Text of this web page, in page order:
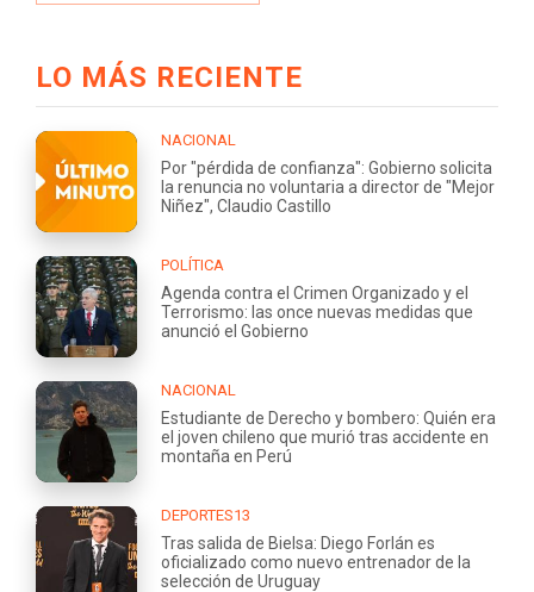
LO MÁS RECIENTE
NACIONAL
Por "pérdida de confianza": Gobierno solicita
la renuncia no voluntaria a director de "Mejor
Niñez", Claudio Castillo
POLÍTICA
Agenda contra el Crimen Organizado y el
Terrorismo: las once nuevas medidas que
anunció el Gobierno
NACIONAL
Estudiante de Derecho y bombero: Quién era
el joven chileno que murió tras accidente en
montaña en Perú
DEPORTES13
Tras salida de Bielsa: Diego Forlán es
oficializado como nuevo entrenador de la
selección de Uruguay